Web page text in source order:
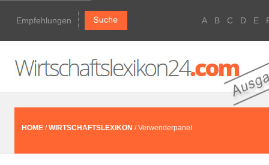
Empfehlungen A B C D E
HOME /WIRTSCHAFTSLEXIKON / Verwenderpanel